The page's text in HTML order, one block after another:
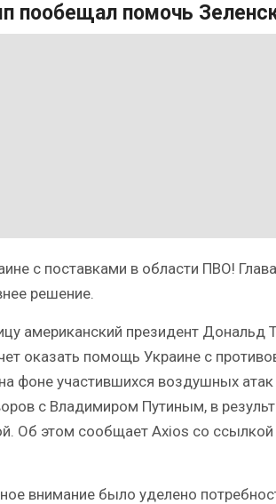
пообещал помочь
с поставками в области ПВО!
решение.
американский президент Дональд
оказать помощь Украине с
фоне участившихся воздушных
с Владимиром Путиным, в
Об этом сообщает Axios со ссылкой
внимание было уделено